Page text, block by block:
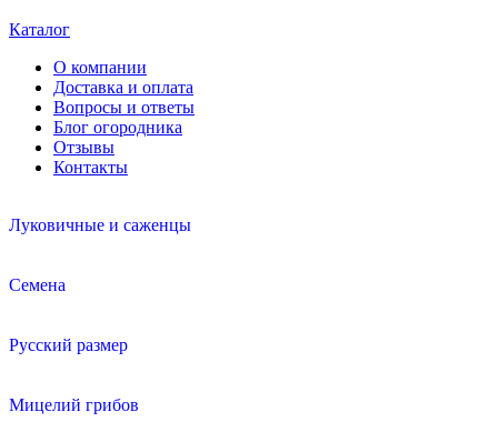
Каталог
О компании
Доставка и оплата
Вопросы и ответы
Блог огородника
Отзывы
Контакты
Луковичные и саженцы
Семена
Русский размер
Мицелий грибов